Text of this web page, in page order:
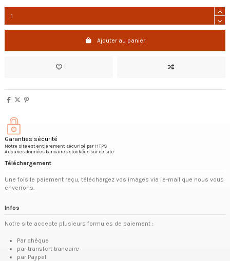
Ajouter au panier
Garanties sécurité
Notre site est entièrement sécurisé par HTPS
Aucunes données bancaires stockées sur ce site
Téléchargement
Une fois le paiement reçu, téléchargez vos images via l'e-mail que nous vous
enverrons.
Infos
Notre site accepte plusieurs formules de paiement :
Par chèque
par transfert bancaire
par Paypal